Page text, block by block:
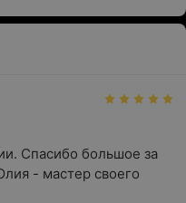
Спасибо большое за
- мастер своего